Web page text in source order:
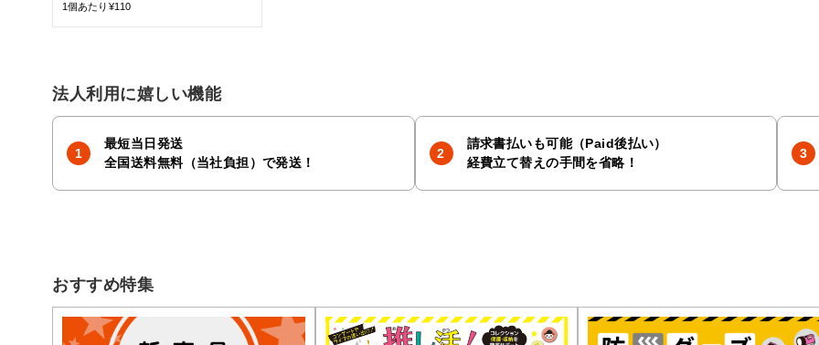
1個あたり¥110
法人利用に嬉しい機能
最短当日発送
全国送料無料（当社負担）で発送！
請求書払いも可能（Paid後払い）
経費立て替えの手間を省略！
おすすめ特集